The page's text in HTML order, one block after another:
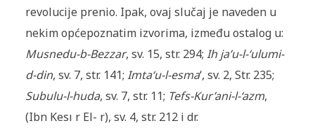
revolucije prenio. Ipak, ovaj slučaj je naveden u
nekim općepoznatim izvorima, između ostalog u:
Musnedu-b-Bezzar, sv. 15, str. 294; Ih ja’u-l-‘ulumi-
d-din, sv. 7, str. 141; Imta‘u-l-esma‘, sv. 2, Str. 235;
Subulu-l-huda, sv. 7, str. 11; Tefs-Kur’ani-l-‘azm,
(Ibn Kesı r El- r), sv. 4, str. 212 i dr.